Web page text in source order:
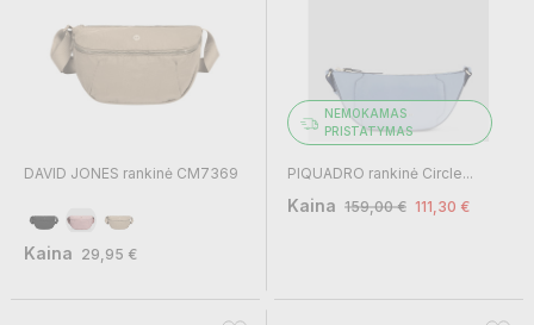
DAVID JONES rankinė CM7369
Kaina 29,95 €
NEMOKAMAS
PRISTATYMAS
PIQUADRO rankinė Circle...
Kaina 159,00 € 111,30 €